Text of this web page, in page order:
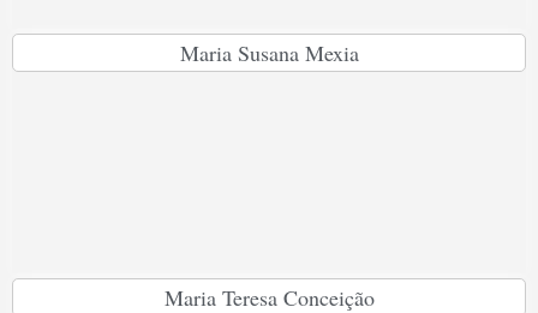
Maria Susana Mexia
Maria Teresa Conceição